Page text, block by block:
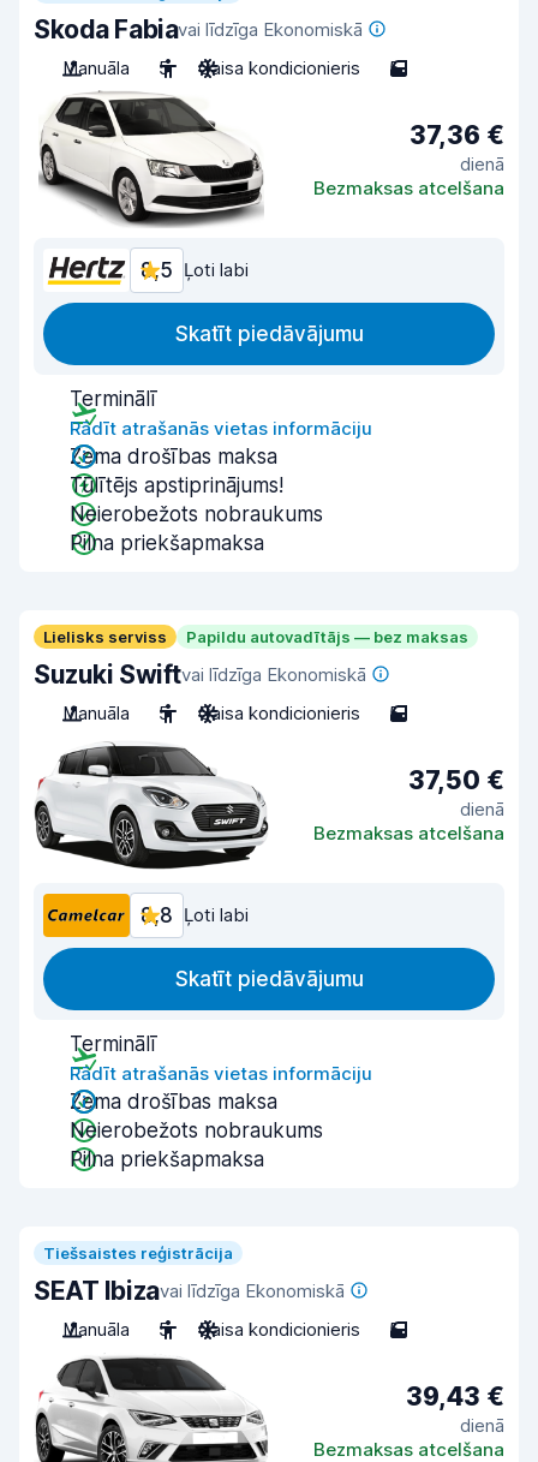
Skoda Fabiavai līdzīga Ekonomiskā
Manuāla
5 Gaisa kondicionieris 5
37,36 €
dienā
Bezmaksas atcelšana
8,5 Ļoti labi
Skatīt piedāvājumu
Terminālī
Rādīt atrašanās vietas informāciju
Zema drošības maksa
Tūlītējs apstiprinājums!
Neierobežots nobraukums
Pilna priekšapmaksa
Lielisks serviss Papildu autovadītājs — bez maksas
Suzuki Swiftvai līdzīga Ekonomiskā
Manuāla
5 Gaisa kondicionieris 5
37,50 €
dienā
Bezmaksas atcelšana
8,8 Ļoti labi
Skatīt piedāvājumu
Terminālī
Rādīt atrašanās vietas informāciju
Zema drošības maksa
Neierobežots nobraukums
Pilna priekšapmaksa
Tiešsaistes reģistrācija
SEAT Ibizavai līdzīga Ekonomiskā
Manuāla
5 Gaisa kondicionieris 5
39,43 €
dienā
Bezmaksas atcelšana